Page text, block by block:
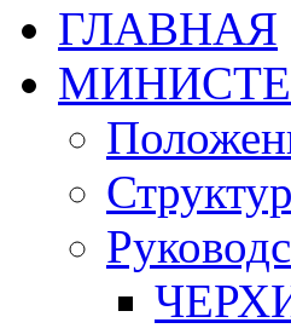
ГЛАВНАЯ